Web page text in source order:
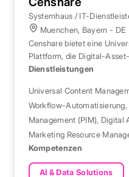
Systemhaus / IT-
Muenchen, Bayern - DE
Censhare bietet eine
Plattform, die Digital-
Information-Management
Dienstleistungen
Universal Content
Workflow-Automatisierung,
Management (PIM), Digital
Marketing Resource
Kompetenzen
AI & Data Solutions